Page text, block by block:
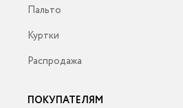
Пальто
Куртки
Распродажа
ПОКУПАТЕЛЯМ